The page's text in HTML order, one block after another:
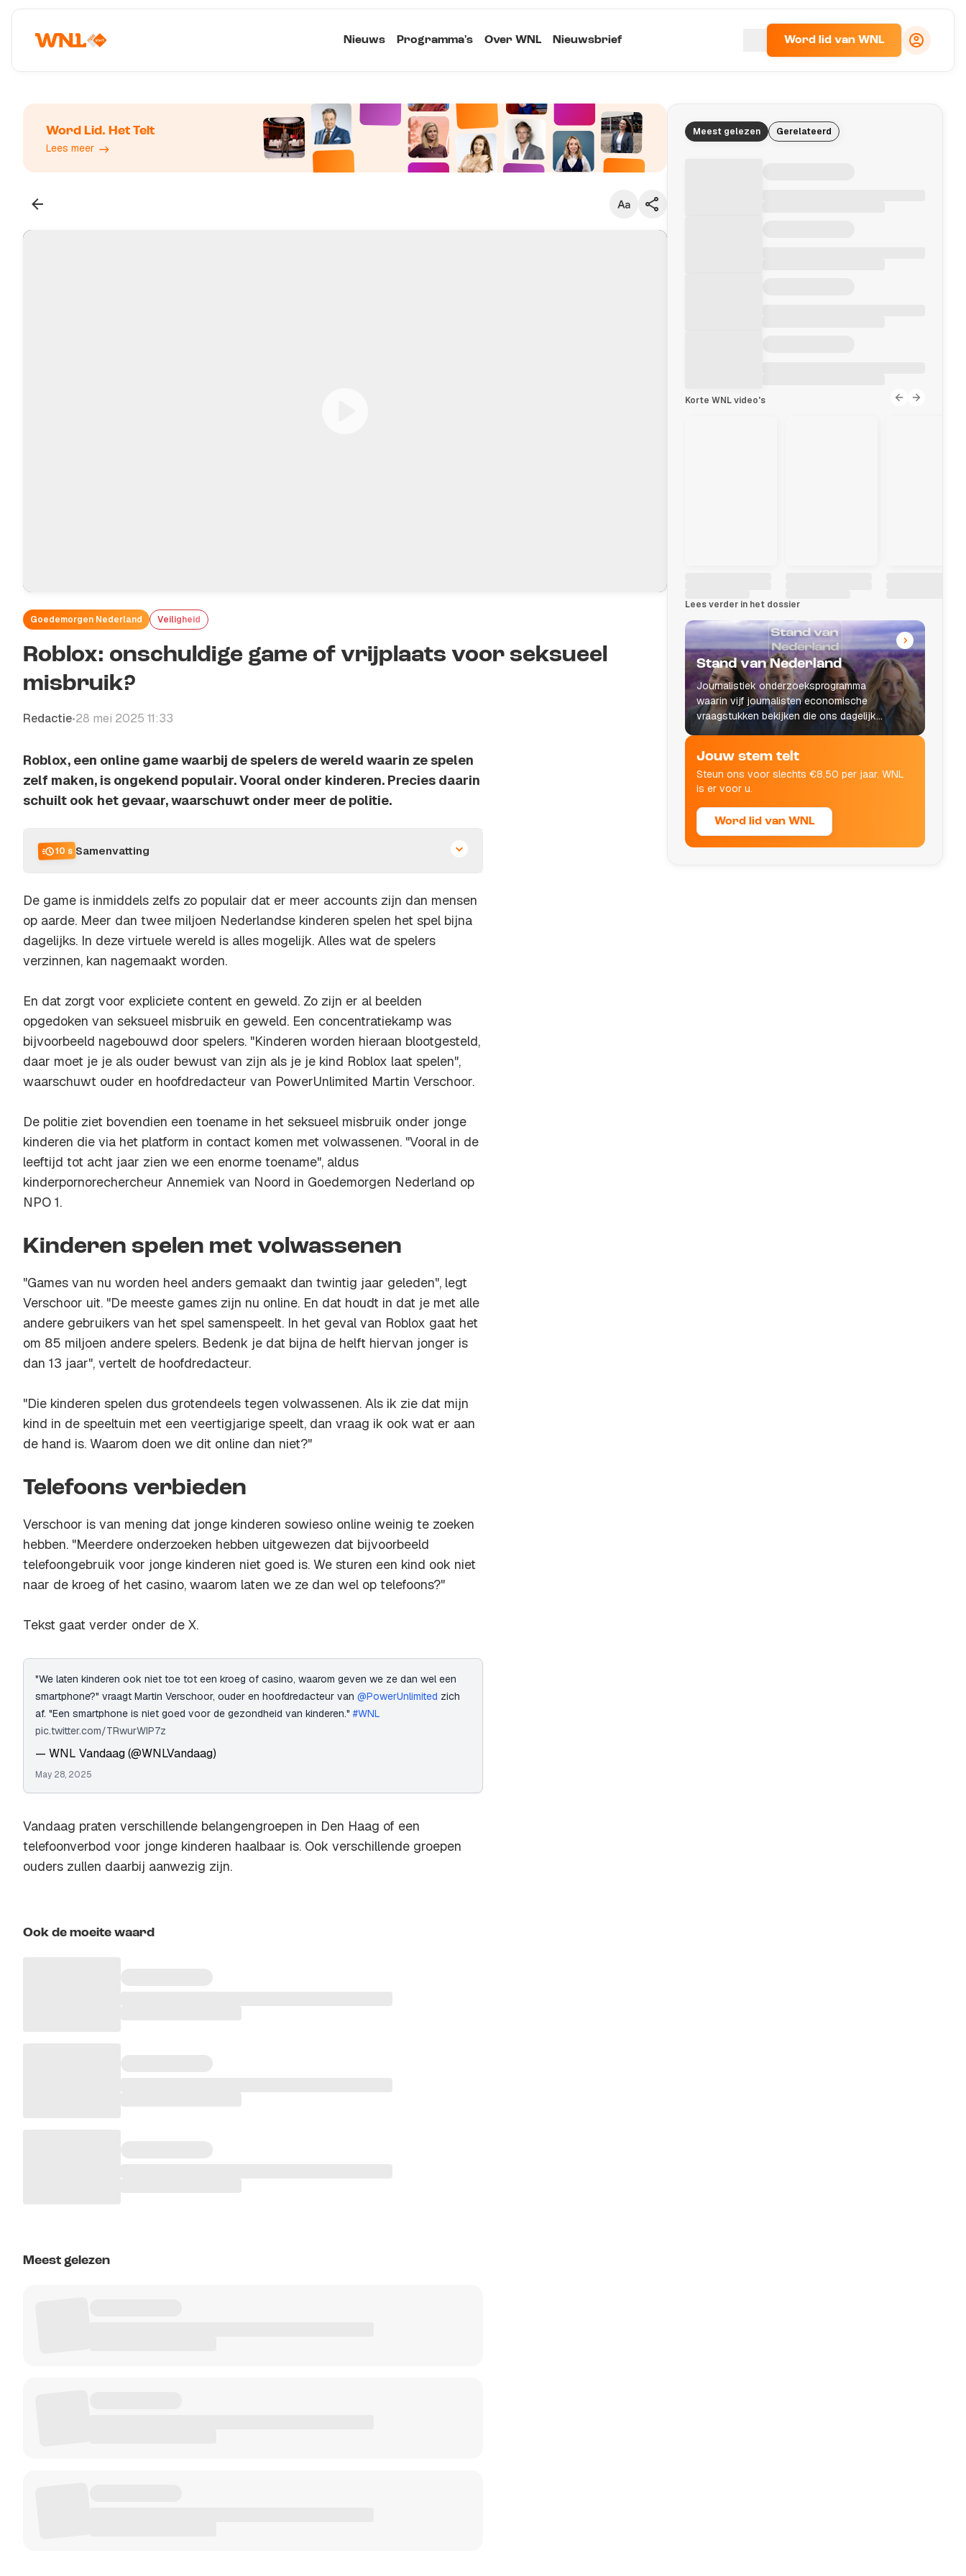
Nieuws Programma's Over WNL Nieuwsbrief Word lid van WNL
Word Lid. Het Telt
Lees meer
Goedemorgen Nederland Veiligheid
Roblox: onschuldige game of vrijplaats voor seksueel
misbruik?
Redactie•28 mei 2025 11:33
Roblox, een online game waarbij de spelers de wereld waarin ze spelen
zelf maken, is ongekend populair. Vooral onder kinderen. Precies daarin
schuilt ook het gevaar, waarschuwt onder meer de politie.
10 s Samenvatting
De game is inmiddels zelfs zo populair dat er meer accounts zijn dan mensen
op aarde. Meer dan twee miljoen Nederlandse kinderen spelen het spel bijna
dagelijks. In deze virtuele wereld is alles mogelijk. Alles wat de spelers
verzinnen, kan nagemaakt worden.
En dat zorgt voor expliciete content en geweld. Zo zijn er al beelden
opgedoken van seksueel misbruik en geweld. Een concentratiekamp was
bijvoorbeeld nagebouwd door spelers. "Kinderen worden hieraan blootgesteld,
daar moet je je als ouder bewust van zijn als je je kind Roblox laat spelen",
waarschuwt ouder en hoofdredacteur van PowerUnlimited Martin Verschoor.
De politie ziet bovendien een toename in het seksueel misbruik onder jonge
kinderen die via het platform in contact komen met volwassenen. "Vooral in de
leeftijd tot acht jaar zien we een enorme toename", aldus
kinderpornorechercheur Annemiek van Noord in Goedemorgen Nederland op
NPO 1.
Kinderen spelen met volwassenen
"Games van nu worden heel anders gemaakt dan twintig jaar geleden", legt
Verschoor uit. "De meeste games zijn nu online. En dat houdt in dat je met alle
andere gebruikers van het spel samenspeelt. In het geval van Roblox gaat het
om 85 miljoen andere spelers. Bedenk je dat bijna de helft hiervan jonger is
dan 13 jaar", vertelt de hoofdredacteur.
"Die kinderen spelen dus grotendeels tegen volwassenen. Als ik zie dat mijn
kind in de speeltuin met een veertigjarige speelt, dan vraag ik ook wat er aan
de hand is. Waarom doen we dit online dan niet?"
Telefoons verbieden
Verschoor is van mening dat jonge kinderen sowieso online weinig te zoeken
hebben. "Meerdere onderzoeken hebben uitgewezen dat bijvoorbeeld
telefoongebruik voor jonge kinderen niet goed is. We sturen een kind ook niet
naar de kroeg of het casino, waarom laten we ze dan wel op telefoons?"
Tekst gaat verder onder de X.
"We laten kinderen ook niet toe tot een kroeg of casino, waarom geven we ze dan wel een
smartphone?" vraagt Martin Verschoor, ouder en hoofdredacteur van @PowerUnlimited zich
af. "Een smartphone is niet goed voor de gezondheid van kinderen." #WNL
pic.twitter.com/TRwurWIP7z
— WNL Vandaag (@WNLVandaag)
May 28, 2025
Vandaag praten verschillende belangengroepen in Den Haag of een
telefoonverbod voor jonge kinderen haalbaar is. Ook verschillende groepen
ouders zullen daarbij aanwezig zijn.
Ook de moeite waard
Meest gelezen
Meest gelezen Gerelateerd
Korte WNL video's
Lees verder in het dossier
Stand van Nederland
Journalistiek onderzoeksprogramma
waarin vijf journalisten economische
vraagstukken bekijken die ons dagelijks
leven raken.
Jouw stem telt
Steun ons voor slechts €8,50 per jaar. WNL
is er voor u.
Word lid van WNL